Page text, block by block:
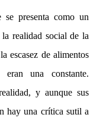
se presenta como un
realidad social de la
escasez de alimentos
una constante.
y aunque sus
hay una crítica sutil a